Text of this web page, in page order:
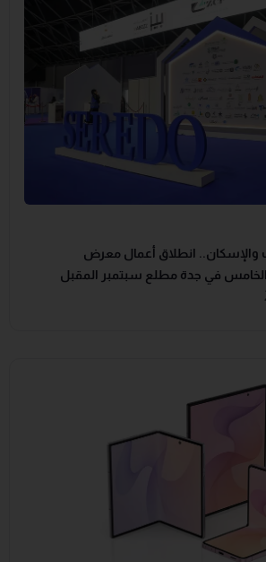
والإسكان.. انطلاق أعمال معرض
الخامس في جدة مطلع سبتمبر المقبل